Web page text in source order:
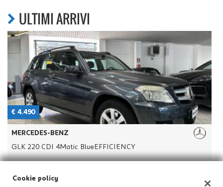
ULTIMI ARRIVI
€ 4.490
MERCEDES-BENZ
GLK 220 CDI 4Matic BlueEFFICIENCY
Cookie policy